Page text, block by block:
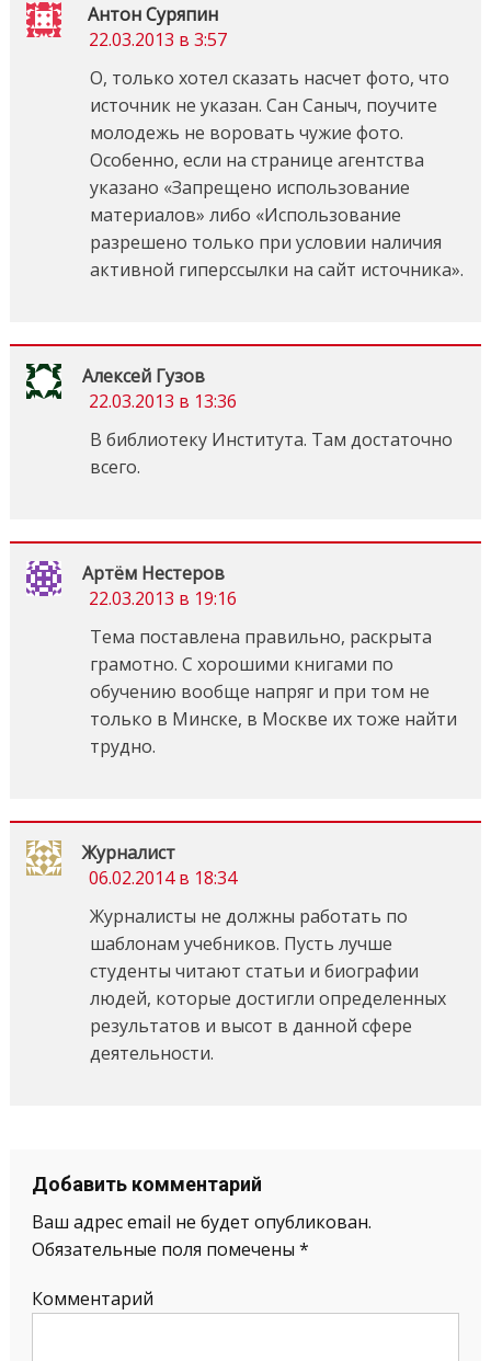
Антон Суряпин
22.03.2013 в 3:57
О, только хотел сказать насчет фото, что
источник не указан. Сан Саныч, поучите
молодежь не воровать чужие фото.
Особенно, если на странице агентства
указано «Запрещено использование
материалов» либо «Использование
разрешено только при условии наличия
активной гиперссылки на сайт источника».
Алексей Гузов
22.03.2013 в 13:36
В библиотеку Института. Там достаточно
всего.
Артём Нестеров
22.03.2013 в 19:16
Тема поставлена правильно, раскрыта
грамотно. С хорошими книгами по
обучению вообще напряг и при том не
только в Минске, в Москве их тоже найти
трудно.
Журналист
06.02.2014 в 18:34
Журналисты не должны работать по
шаблонам учебников. Пусть лучше
студенты читают статьи и биографии
людей, которые достигли определенных
результатов и высот в данной сфере
деятельности.
Добавить комментарий
Ваш адрес email не будет опубликован.
Обязательные поля помечены *
Комментарий